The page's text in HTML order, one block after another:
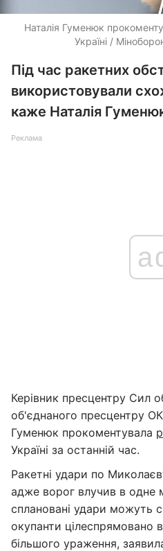
Наталія Гуменюк
Україні /
Під час ракетних
використовували
каже Наталія
Реклама
Керівник пресцентру Сил
об'єднаного пресцентру
Гуменюк прокоментувала
Україні за останній час.
Ракетні удари по
адже ворог влучив в одне
сплановані удари можуть
окупанти цілеспрямовано
більшого ураження,